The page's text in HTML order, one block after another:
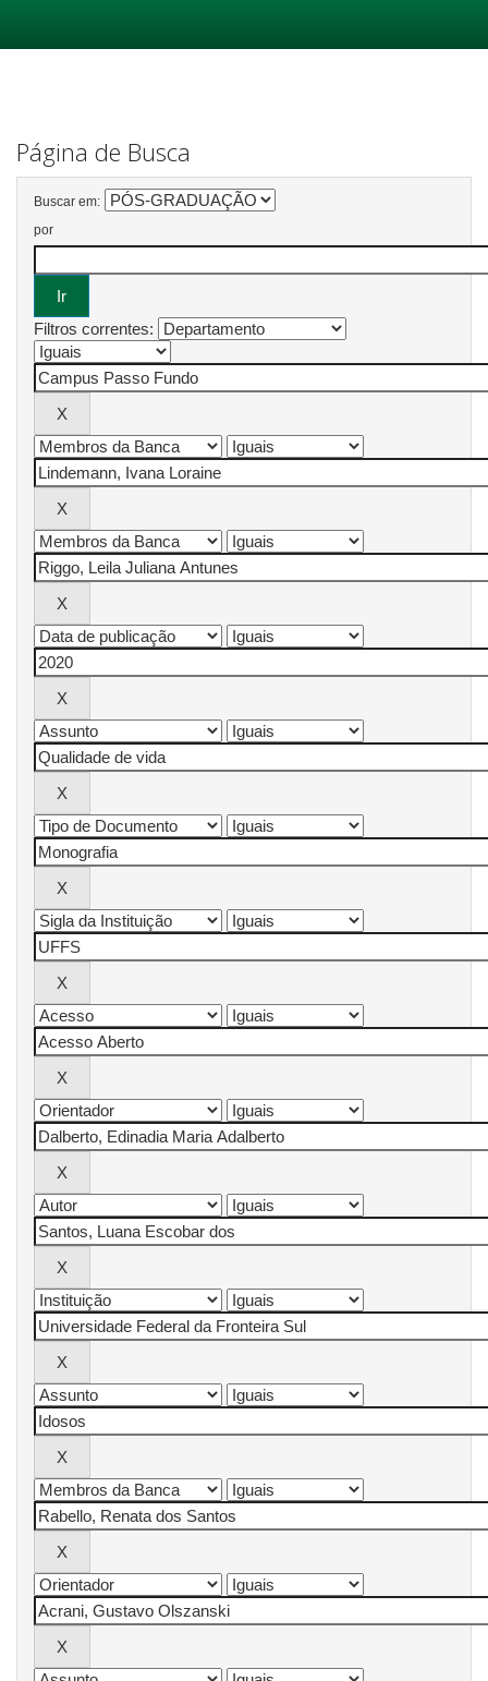
Página de Busca
Buscar em:
por
Filtros correntes: